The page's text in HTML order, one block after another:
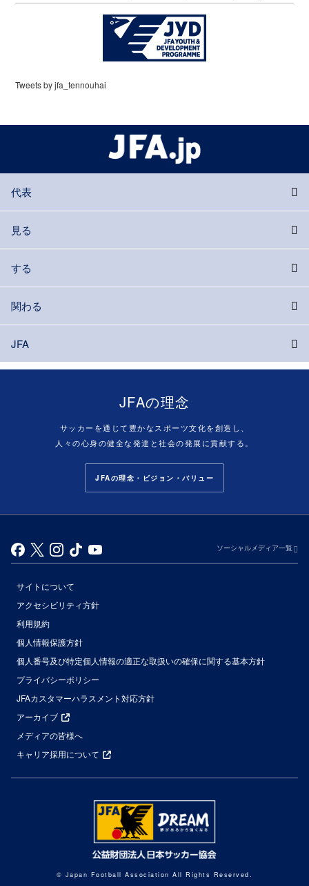
Tweets by jfa_tennouhai
代表
見る
する
関わる
JFA
JFAの理念
サッカーを通じて豊かなスポーツ文化を創造し、
人々の心身の健全な発達と社会の発展に貢献する。
JFAの理念・ビジョン・バリュー
ソーシャルメディア一覧
サイトについて
アクセシビリティ方針
利用規約
個人情報保護方針
個人番号及び特定個人情報の適正な取扱いの確保に関する基本方針
プライバシーポリシー
JFAカスタマーハラスメント対応方針
アーカイブ
メディアの皆様へ
キャリア採用について
© Japan Football Association All Rights Reserved.